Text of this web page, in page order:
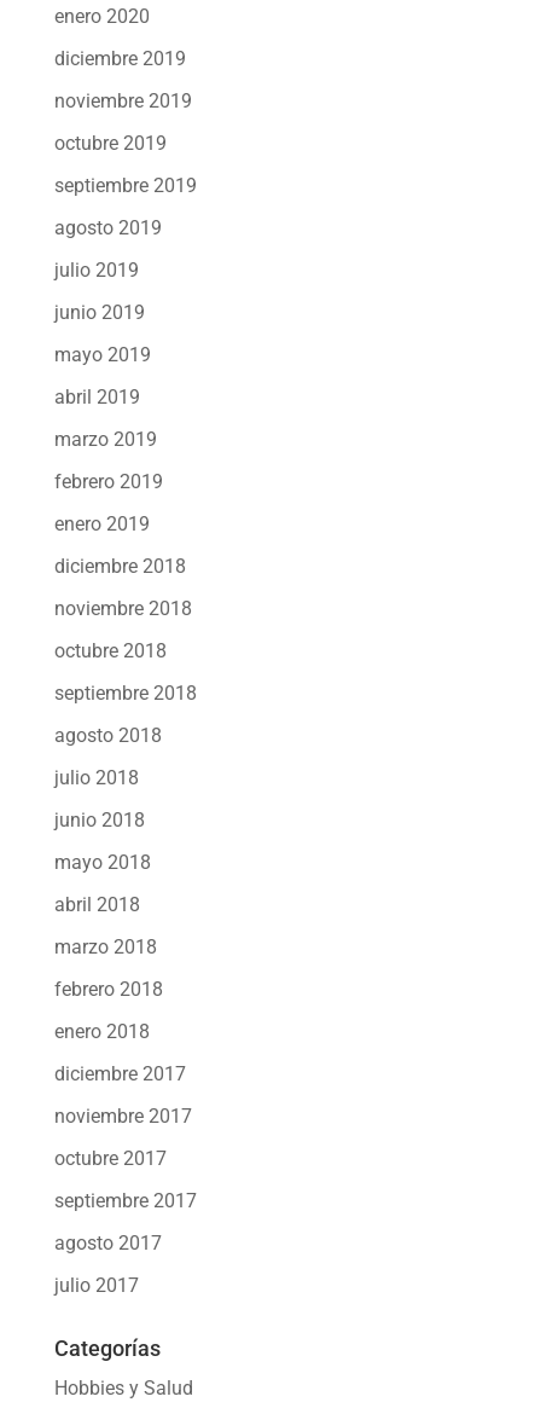
enero 2020
diciembre 2019
noviembre 2019
octubre 2019
septiembre 2019
agosto 2019
julio 2019
junio 2019
mayo 2019
abril 2019
marzo 2019
febrero 2019
enero 2019
diciembre 2018
noviembre 2018
octubre 2018
septiembre 2018
agosto 2018
julio 2018
junio 2018
mayo 2018
abril 2018
marzo 2018
febrero 2018
enero 2018
diciembre 2017
noviembre 2017
octubre 2017
septiembre 2017
agosto 2017
julio 2017
Categorías
Hobbies y Salud